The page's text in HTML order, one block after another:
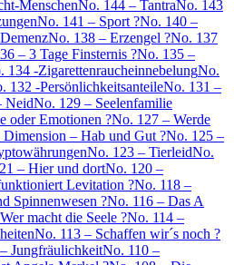
MenschenNo. 144 – TantraNo. 143
No. 141 – Sport ?No. 140 –
No. 138 – Erzengel ?No. 137
– 3 Tage Finsternis ?No. 135 –
134 -ZigarettenraucheinnebelungNo.
132 -PersönlichkeitsanteileNo. 131 –
NeidNo. 129 – Seelenfamilie
oder Emotionen ?No. 127 – Werde
– Hab und Gut ?No. 125 –
No. 123 – TierleidNo.
– Hier und dortNo. 120 –
Levitation ?No. 118 –
Spinnenwesen ?No. 116 – Das A
macht die Seele ?No. 114 –
No. 113 – Schaffen wir´s noch ?
JungfräulichkeitNo. 110 –